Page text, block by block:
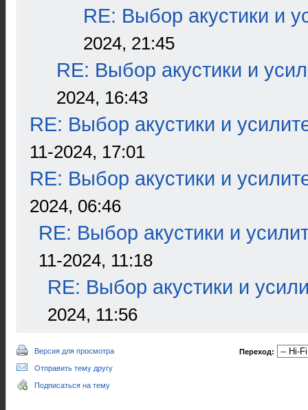
RE: Выбор акустики и
2024, 21:45
RE: Выбор акустики и
2024, 16:43
RE: Выбор акустики и
11-2024, 17:01
RE: Выбор акустики и
2024, 06:46
RE: Выбор акустики и
11-2024, 11:18
RE: Выбор акустики и
2024, 11:56
Версия для просмотра
Отправить тему другу
Подписаться на тему
Переход: